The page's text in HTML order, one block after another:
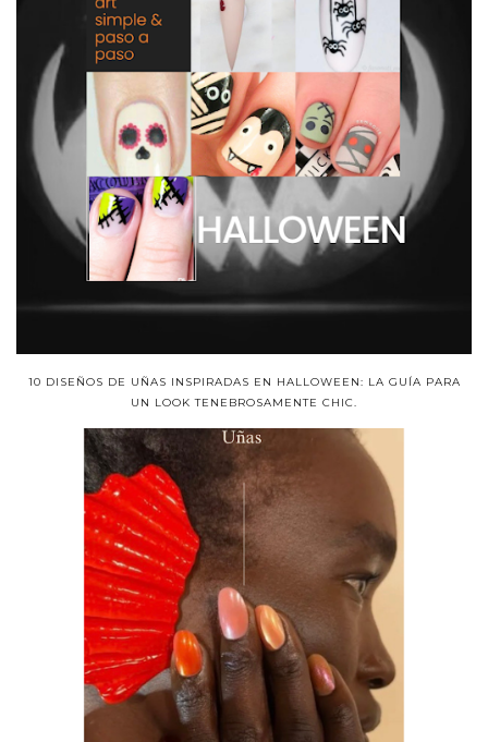
10 DISEÑOS DE UÑAS INSPIRADAS EN HALLOWEEN: LA GUÍA PARA
UN LOOK TENEBROSAMENTE CHIC.